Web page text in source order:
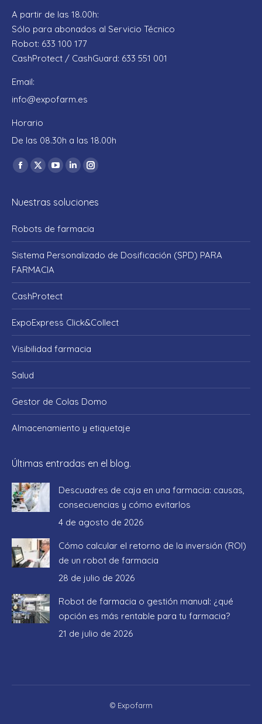
A partir de las 18.00h:
Sólo para abonados al Servicio Técnico
Robot: 633 100 177
CashProtect / CashGuard: 633 551 001
Email:
info@expofarm.es
Horario
De las 08.30h a las 18.00h
Encuéntranos en:
Facebook
opens
new
X
opens
new
YouTube
opens
new
Linkedin
opens
new
Instagram
opens
new
Nuestras soluciones
Robots de farmacia
Sistema Personalizado de Dosificación (SPD) PARA
FARMACIA
CashProtect
ExpoExpress Click&Collect
Visibilidad farmacia
Salud
Gestor de Colas Domo
Almacenamiento y etiquetaje
Últimas entradas en el blog.
Descuadres de caja en una farmacia: causas,
consecuencias y cómo evitarlos
4 de agosto de 2026
Cómo calcular el retorno de la inversión (ROI)
de un robot de farmacia
28 de julio de 2026
Robot de farmacia o gestión manual: ¿qué
opción es más rentable para tu farmacia?
21 de julio de 2026
© Expofarm